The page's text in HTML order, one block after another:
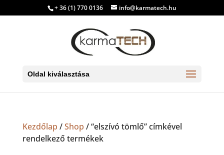
+ 36 (1) 770 0136 info@karmatech.hu
Oldal kiválasztása
Kezdőlap /Shop / “elszívó tömlő” címkével
rendelkező termékek